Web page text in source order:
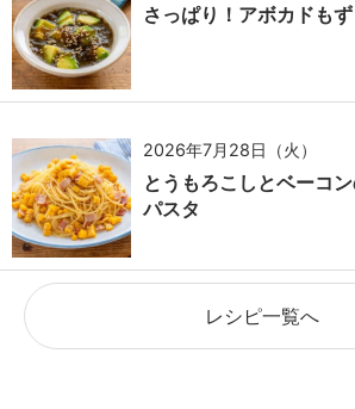
さっぱり！アボカドもず
2026年7月28日（火）
とうもろこしとベーコ
パスタ
レシピ一覧へ